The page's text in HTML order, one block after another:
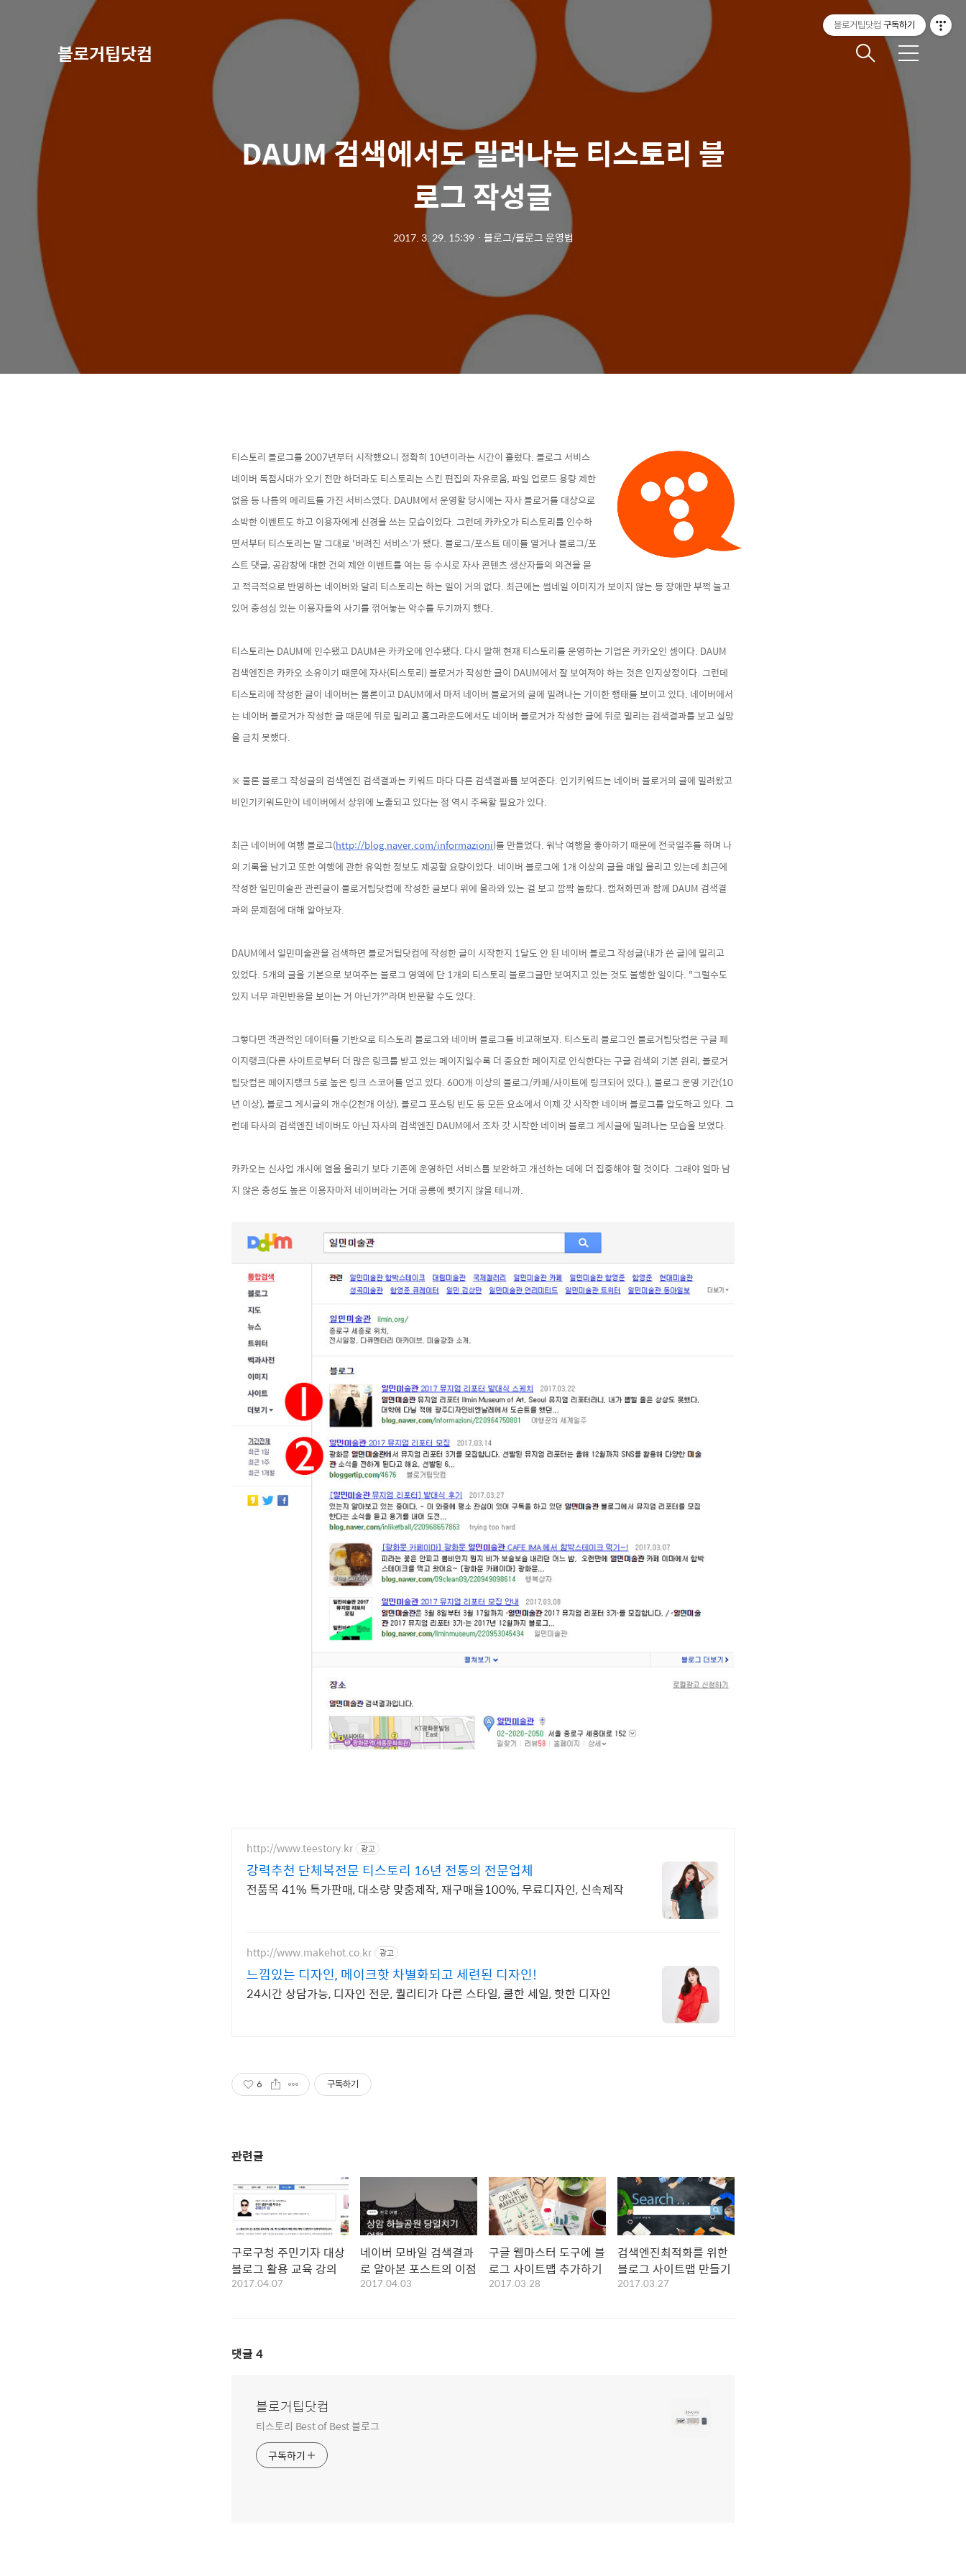
블로거팁닷컴 메
DAUM 검색에서도 밀려나는 티스토리 블
로그 작성글
2017. 3. 29. 15:39ㆍ 블로그/블로그 운영법
티스토리 블로그를 2007년부터 시작했으니 정확히 10년이라는 시간이 흘렀다. 블로그 서비스
네이버 독점시대가 오기 전만 하더라도 티스토리는 스킨 편집의 자유로움, 파일 업로드 용량 제한
없음 등 나름의 메리트를 가진 서비스였다. DAUM에서 운영할 당시에는자사 블로거를 대상으로
소박한이벤트도 하고 이용자에게 신경을 쓰는 모습이었다. 그런데 카카오가 티스토리를 인수하
면서부터 티스토리는 말 그대로 '버려진 서비스'가 됐다. 블로그/포스트 데이를 열거나 블로그/포
스트 댓글, 공감창에 대한 건의 제안 이벤트를 여는 등 수시로 자사 콘텐츠 생산자들의 의견을 묻
고 적극적으로 반영하는 네이버와 달리 티스토리는하는 일이 거의 없다. 최근에는썸네일 이미지가 보이지 않는 등 장애만 부쩍 늘고
있어충성심 있는 이용자들의 사기를 꺾어놓는 악수를 두기까지 했다.
티스토리는 DAUM에 인수됐고 DAUM은 카카오에 인수됐다. 다시 말해현재 티스토리를 운영하는 기업은 카카오인 셈이다. DAUM
검색엔진은 카카오 소유이기 때문에 자사(티스토리) 블로거가 작성한 글이 DAUM에서 잘 보여져야 하는 것은 인지상정이다. 그런데
티스토리에 작성한 글이 네이버는 물론이고 DAUM에서 마저 네이버 블로거의 글에 밀려나는 기이한 행태를 보이고 있다. 네이버에서
는 네이버 블로거가 작성한 글 때문에 뒤로 밀리고 홈그라운드에서도네이버 블로거가 작성한 글에 뒤로 밀리는 검색결과를 보고 실망
을 금치 못했다.
※ 물론 블로그 작성글의 검색엔진 검색결과는 키워드 마다 다른 검색결과를 보여준다. 인기키워드는 네이버 블로거의 글에 밀려왔고
비인기키워드만이 네이버에서 상위에 노출되고 있다는 점 역시 주목할 필요가 있다.
최근 네이버에 여행 블로그(http://blog.naver.com/informazioni)를 만들었다. 워낙 여행을 좋아하기 때문에 전국일주를 하며 나
의 기록을 남기고 또한 여행에 관한 유익한 정보도 제공할 요량이었다. 네이버 블로그에 1개 이상의 글을 매일 올리고 있는데 최근에
작성한 일민미술관 관련글이 블로거팁닷컴에 작성한 글보다 위에 올라와 있는 걸 보고깜짝 놀랐다. 캡쳐화면과 함께 DAUM 검색결
과의 문제점에 대해 알아보자.
DAUM에서 일민미술관을 검색하면 블로거팁닷컴에 작성한 글이 시작한지 1달도 안 된 네이버 블로그 작성글(내가 쓴 글)에 밀리고
있었다. 5개의 글을 기본으로 보여주는 블로그 영역에 단 1개의 티스토리 블로그글만 보여지고 있는 것도 불행한 일이다. "그럴수도
있지 너무 과민반응을 보이는 거 아닌가?"라며 반문할 수도 있다.
그렇다면 객관적인 데이터를 기반으로 티스토리 블로그와 네이버 블로그를 비교해보자. 티스토리 블로그인 블로거팁닷컴은구글 페
이지랭크(다른 사이트로부터 더 많은 링크를 받고 있는 페이지일수록 더 중요한 페이지로 인식한다는 구글 검색의 기본 원리, 블로거
팁닷컴은 페이지랭크 5로 높은 링크 스코어를 얻고 있다. 600개 이상의 블로그/카페/사이트에 링크되어 있다.), 블로그 운영 기간(10
년 이상), 블로그 게시글의 개수(2천개 이상), 블로그 포스팅 빈도 등 모든 요소에서 이제 갓 시작한 네이버 블로그를 압도하고 있다. 그
런데 타사의 검색엔진 네이버도 아닌 자사의 검색엔진 DAUM에서 조차 갓 시작한 네이버 블로그 게시글에 밀려나는 모습을 보였다.
카카오는 신사업 개시에 열을 올리기 보다 기존에 운영하던 서비스를 보완하고 개선하는 데에 더 집중해야 할 것이다.그래야 얼마 남
지 않은 충성도 높은 이용자마저 네이버라는 거대 공룡에 뺏기지 않을 테니까.
http://www.teestory.kr 광고
강력추천 단체복전문 티스토리 16년 전통의 전문업체
전품목 41% 특가판매, 대소량 맞춤제작, 재구매율100%, 무료디자인, 신속제작
http://www.makehot.co.kr 광고
느낌있는 디자인, 메이크핫 차별화되고 세련된 디자인!
24시간 상담가능, 디자인 전문, 퀄리티가 다른 스타일, 쿨한 세일, 핫한 디자인
6 구독하기
관련글
구로구청 주민기자 대상
블로그 활용 교육 강의
2017.04.07
네이버 모바일 검색결과
로 알아본 포스트의 이점
2017.04.03
구글 웹마스터 도구에 블
로그 사이트맵 추가하기
2017.03.28
검색엔진최적화를 위한
블로그 사이트맵 만들기
2017.03.27
댓글 4
블로거팁닷컴
티스토리 Best of Best 블로그
구독하기
블로거팁닷컴 구독하기